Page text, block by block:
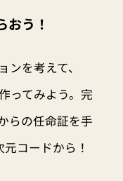
おう！
を考えて、
ってみよう。完
らの任命証を手
コードから！